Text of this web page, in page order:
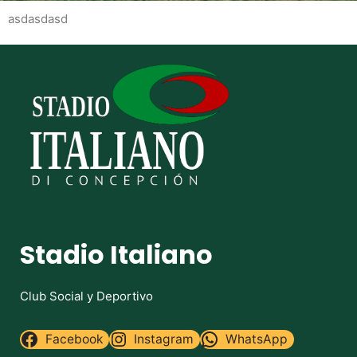
asdasdasd
Stadio Italiano
Club Social y Deportivo
Facebook Instagram WhatsApp